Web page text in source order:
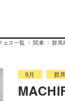
ェス一覧 関東 群馬
9月 群